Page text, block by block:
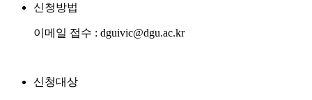
신청방법
이메일 접수 : dguivic@dgu.ac.kr
신청대상